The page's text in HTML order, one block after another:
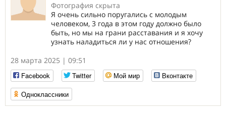
Фотография скрыта
Я очень сильно поругались с молодым
человеком, 3 года в этом году должно было
быть, но мы на грани расставания и я хочу
узнать наладиться ли у нас отношения?
28 марта 2025 | 09:51
Facebook
Twitter Мой мир
Вконтакте
Одноклассники